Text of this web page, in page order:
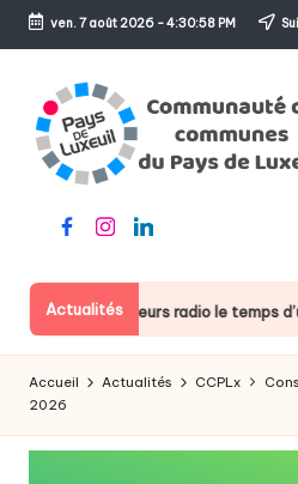
Skip
content
ven. 7 août 2026-4:30:58 PM
m
m
u
n
a
sens
l'accueil
FacebookInstagramLinkedin
Actualités
chroniqueurs radio le temps d’un
Accueil Actualités CCPLx
2026